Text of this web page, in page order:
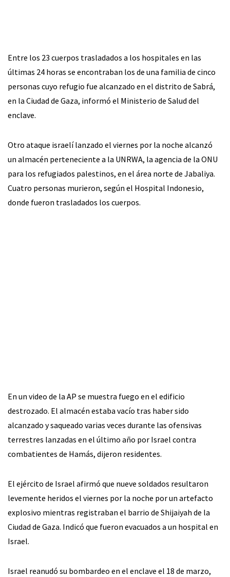
Entre los 23 cuerpos trasladados a los hospitales en las
últimas 24 horas se encontraban los de una familia de cinco
personas cuyo refugio fue alcanzado en el distrito de Sabrá,
en la Ciudad de Gaza, informó el Ministerio de Salud del
enclave.
Otro ataque israelí lanzado el viernes por la noche alcanzó
un almacén perteneciente a la UNRWA, la agencia de la ONU
para los refugiados palestinos, en el área norte de Jabaliya.
Cuatro personas murieron, según el Hospital Indonesio,
donde fueron trasladados los cuerpos.
En un video de la AP se muestra fuego en el edificio
destrozado. El almacén estaba vacío tras haber sido
alcanzado y saqueado varias veces durante las ofensivas
terrestres lanzadas en el último año por Israel contra
combatientes de Hamás, dijeron residentes.
El ejército de Israel afirmó que nueve soldados resultaron
levemente heridos el viernes por la noche por un artefacto
explosivo mientras registraban el barrio de Shijaiyah de la
Ciudad de Gaza. Indicó que fueron evacuados a un hospital en
Israel.
Israel reanudó su bombardeo en el enclave el 18 de marzo,